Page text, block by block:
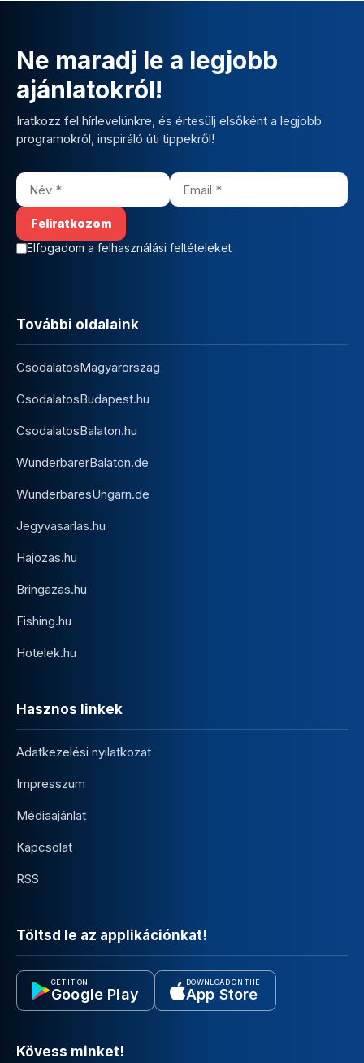
Ne maradj le a legjobb
ajánlatokról!
Iratkozz fel hírlevelünkre, és értesülj elsőként a legjobb
programokról, inspiráló úti tippekről!
Elfogadom a felhasználási feltételeket
További oldalaink
CsodalatosMagyarorszag
CsodalatosBudapest.hu
CsodalatosBalaton.hu
WunderbarerBalaton.de
WunderbaresUngarn.de
Jegyvasarlas.hu
Hajozas.hu
Bringazas.hu
Fishing.hu
Hotelek.hu
Hasznos linkek
Adatkezelési nyilatkozat
Impresszum
Médiaajánlat
Kapcsolat
RSS
Töltsd le az applikációnkat!
GET IT ON
Google Play
DOWNLOAD ON THE
App Store
Kövess minket!